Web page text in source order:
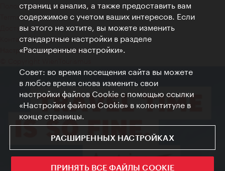
Положение о конфиденциальности
Terms of Use
Доступность
Контакты для прессы
Настройки файлов Cookie
страниц и анализ, а также предоставить вам
содержимое с учетом ваших интересов. Если
вы этого не хотите, вы можете изменить
стандартные настройки в разделе
«Расширенные настройки».
Совет: во время посещения сайта вы можете
в любое время снова изменить свои
настройки файлов Cookie с помощью ссылки
«Настройки файлов Cookie» в колонтитуле в
конце страницы.
РАСШИРЕННЫХ НАСТРОЙКАХ
ПРИНЯТЬ ВСЕ ФАЙЛЫ COOKIE